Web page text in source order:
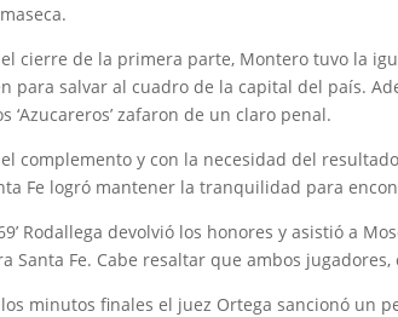
el cierre de la primera parte, Montero tuvo la
para salvar al cuadro de la capital del país.
‘Azucareros’ zafaron de un claro penal.
el complemento y con la necesidad del
Fe logró mantener la tranquilidad para
Rodallega devolvió los honores y asistió a
Santa Fe. Cabe resaltar que ambos
los minutos finales el juez Ortega sancionó un